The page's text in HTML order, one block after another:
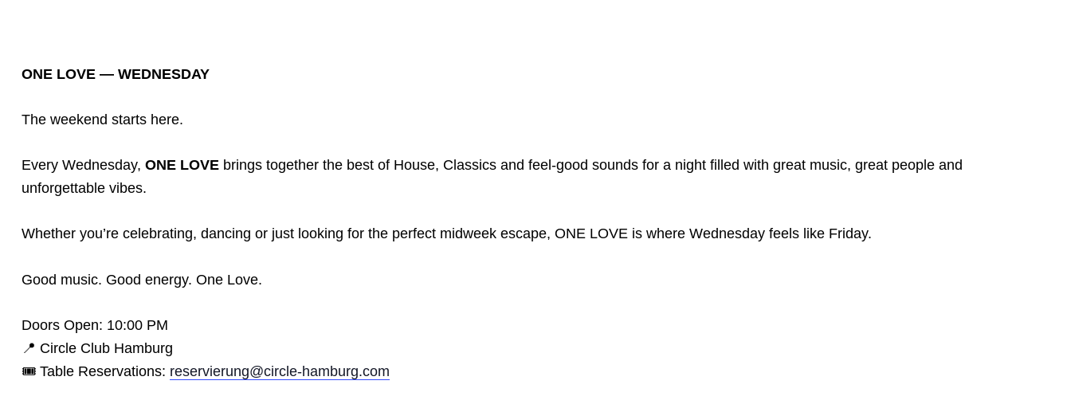
ONE LOVE — WEDNESDAY
The weekend starts here.
Every Wednesday, ONE LOVE brings together the best of House, Classics and feel-good sounds for a night filled with great music, great people and
unforgettable vibes.
Whether you’re celebrating, dancing or just looking for the perfect midweek escape, ONE LOVE is where Wednesday feels like Friday.
Good music. Good energy. One Love.
Doors Open: 10:00 PM
📍 Circle Club Hamburg
🎟️ Table Reservations: reservierung@circle-hamburg.com